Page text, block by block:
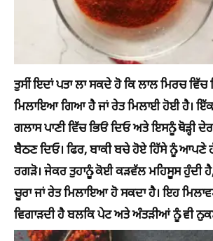
ਤੁਸੀਂ ਇਦਾਂ ਪਤਾ ਲਾ ਸਕਦੇ ਹੋ ਕਿ ਲਾਲ ਮਿਰਚ ਵਿੱਚ
ਮਿਲਾਇਆ ਗਿਆ ਹੈ ਜਾਂ ਰੇਤ ਮਿਲਾਈ ਹੋਈ ਹੈ।
ਗਲਾਸ ਪਾਣੀ ਵਿੱਚ ਭਿਓਂ ਦਿਓ ਅਤੇ ਇਸਨੂੰ ਥੋੜ੍ਹੀ
ਬੈਠਣ ਦਿਓ। ਫਿਰ, ਬਾਕੀ ਬਚੇ ਹੋਏ ਹਿੱਸੇ ਨੂੰ ਆਪਣੇ
ਰਗੜੋ। ਜੇਕਰ ਤੁਹਾਨੂੰ ਕੋਈ ਕੜਵੱਲ ਮਹਿਸੂਸ ਹੁੰਦੀ
ਚੂਰਾ ਜਾਂ ਰੇਤ ਮਿਲਾਇਆ ਹੋ ਸਕਦਾ ਹੈ। ਇਹ
ਵਿਗਾੜਦੀ ਹੈ ਬਲਕਿ ਪੇਟ ਅਤੇ ਅੰਤੜੀਆਂ ਨੂੰ ਵੀ